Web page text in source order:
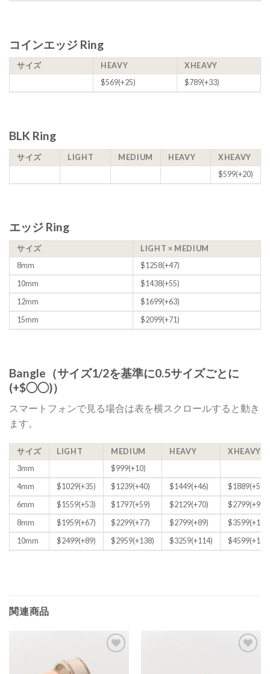
コインエッジ Ring
サイズ HEAVY
XHEAVY
$569(+25)
$789(+33)
BLK Ring
サイズ LIGHT MEDIUM HEAVY
XHEAVY
$599(+20)
エッジ Ring
サイズ
LIGHT × MEDIUM
8mm
$1258(+47)
10mm
$1438(+55)
12mm
$1699(+63)
15mm
$2099(+71)
Bangle（サイズ1/2を基準に0.5サイズごとに
(+$◯◯)）
スマートフォンで見る場合は表を横スクロールすると動き
ます。
サイズ LIGHT MEDIUM HEAVY
XHEAVY
3mm
$999(+10)
4mm
$1029(+35) $1239(+40) $1449(+46)
$1889(+57)
6mm
$1559(+53) $1797(+59) $2129(+70)
$2799(+99)
8mm
$1959(+67) $2299(+77) $2799(+89)
10mm
$2499(+89) $2959(+138) $3259(+114)
関連商品